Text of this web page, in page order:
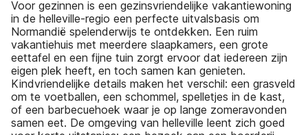
Voor gezinnen is een gezinsvriendelijke vakantiewoning
in de helleville-regio een perfecte uitvalsbasis om
Normandië spelenderwijs te ontdekken. Een ruim
vakantiehuis met meerdere slaapkamers, een grote
eettafel en een fijne tuin zorgt ervoor dat iedereen zijn
eigen plek heeft, en toch samen kan genieten.
Kindvriendelijke details maken het verschil: een grasveld
om te voetballen, een schommel, spelletjes in de kast,
of een barbecuehoek waar je op lange zomeravonden
samen eet. De omgeving van helleville leent zich goed